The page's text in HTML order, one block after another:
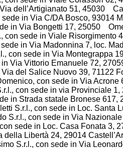
dell’Artigianato 51, 45030
in Via C/DA Bosco, 93014
in Via Bongetti 17, 25050
con sede in Viale Risorgimento
in Via Madonnina 7, loc.
con sede in Via Montegrappa
Via Vittorio Emanuele 72,
del Salice Nuovo 39, 71122
con sede in Via Acrone
con sede in via Provinciale 1,
in Strada statale Bronese 617,
S.r.l., con sede in Loc. Santa
S.r.l., con sede in Via
sede in Loc. Casa Fonata 3,
della Libertà 24, 29014
S.r.l., con sede in Via